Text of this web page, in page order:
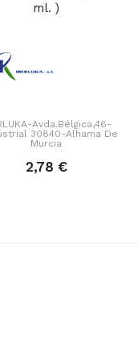
ml. )
Avda.Bélgica,46-
30840-Alhama De
Murcia
2,78 €